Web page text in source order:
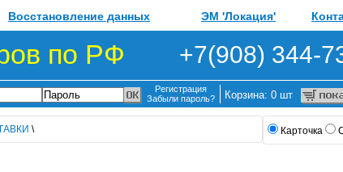
Восстановление данных ЭМ 'Локация'
по РФ +7(908) 344-
Регистрация
Забыли пароль?
Корзина: 0 шт
\ Карточка